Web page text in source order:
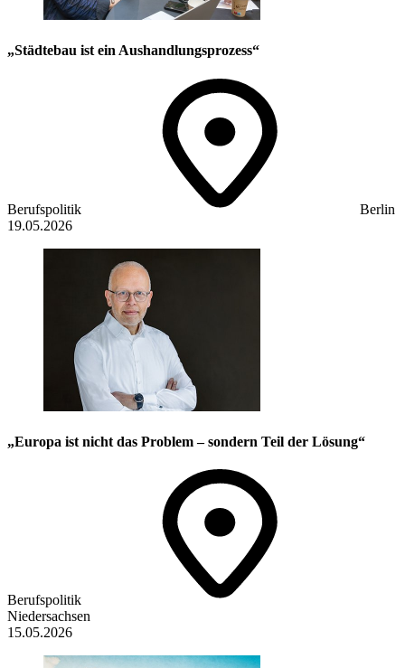
„Städtebau ist ein Aushandlungsprozess“
Berufspolitik
Berlin
19.05.2026
„Europa ist nicht das Problem – sondern Teil der Lösung“
Berufspolitik
Niedersachsen
15.05.2026